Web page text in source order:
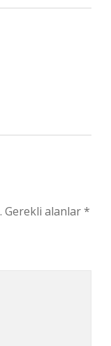
Gerekli alanlar*